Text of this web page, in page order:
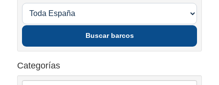
Buscar barcos
Categorías